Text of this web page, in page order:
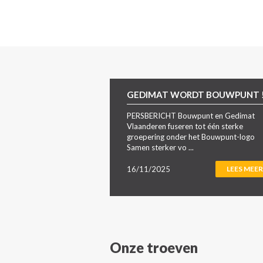
GEDIMAT WORDT BOUWPUNT
PERSBERICHT Bouwpunt en Gedimat
Vlaanderen fuseren tot één sterke
groepering onder het Bouwpunt-logo
Samen sterker vo ...
16/11/2025 LEES MEER
Onze troeven